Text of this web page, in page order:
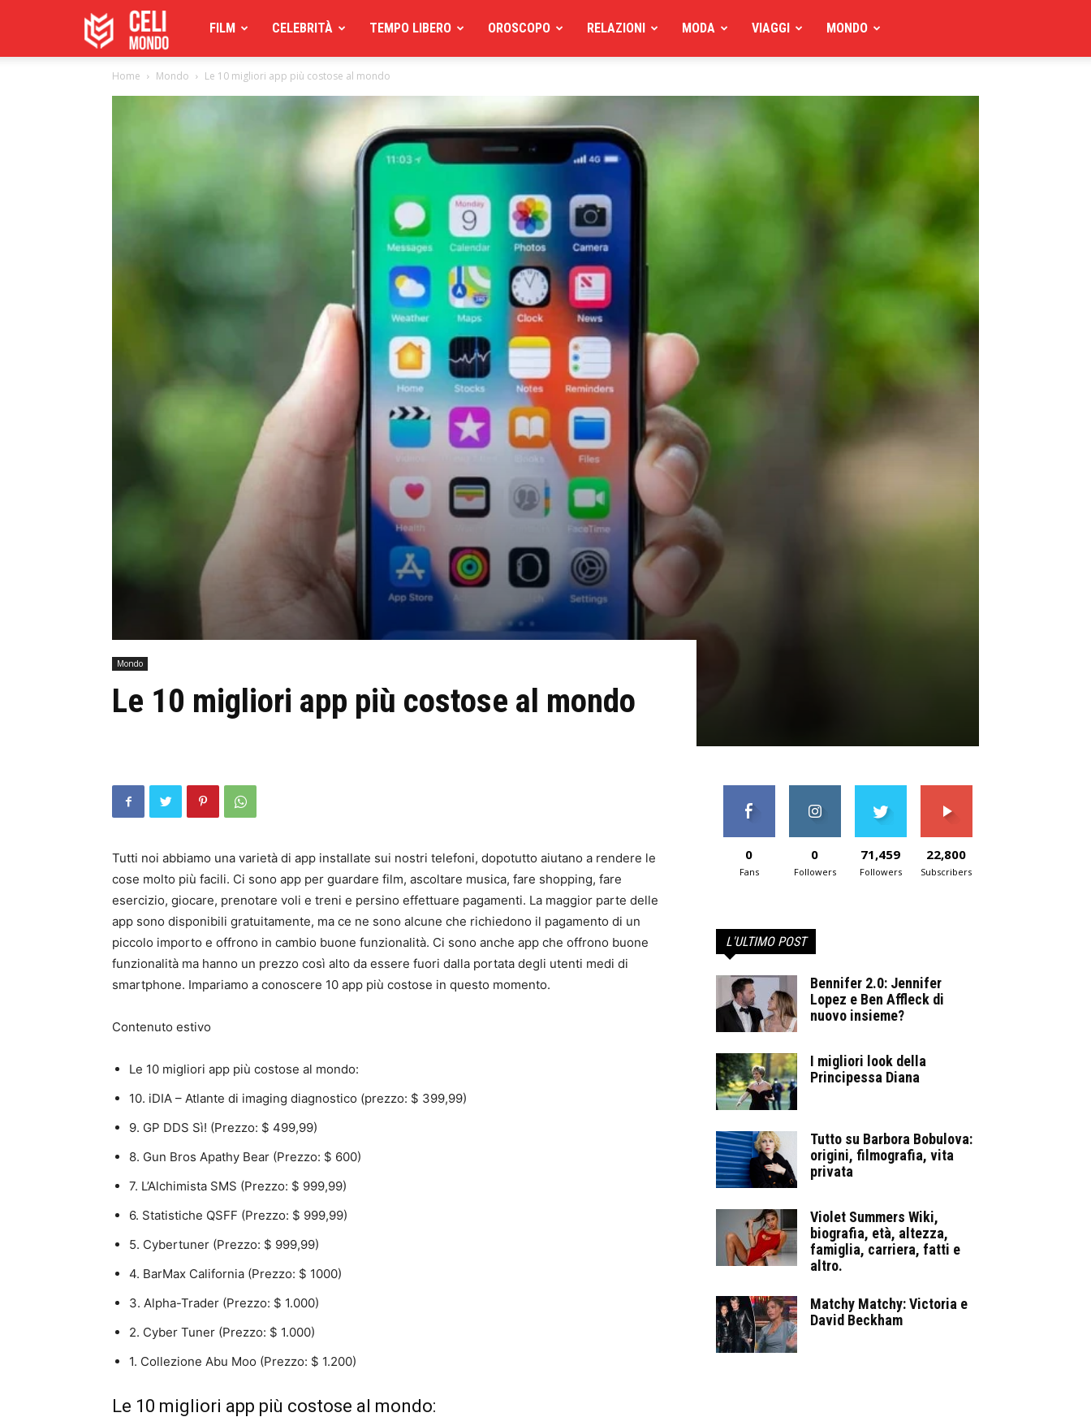
Celimoondo
FILM CELEBRITÀ TEMPO LIBERO OROSCOPO RELAZIONI MODA VIAGGI MONDO
Home Mondo Le 10 migliori app più costose al mondo
Mondo
Le 10 migliori app più costose al mondo
Tutti noi abbiamo una varietà di app installate sui nostri telefoni, dopotutto aiutano a rendere le
cose molto più facili. Ci sono app per guardare film, ascoltare musica, fare shopping, fare
esercizio, giocare, prenotare voli e treni e persino effettuare pagamenti. La maggior parte delle
app sono disponibili gratuitamente, ma ce ne sono alcune che richiedono il pagamento di un
piccolo importo e offrono in cambio buone funzionalità. Ci sono anche app che offrono buone
funzionalità ma hanno un prezzo così alto da essere fuori dalla portata degli utenti medi di
smartphone. Impariamo a conoscere 10 app più costose in questo momento.
Contenuto estivo
Le 10 migliori app più costose al mondo:
10. iDIA – Atlante di imaging diagnostico (prezzo: $ 399,99)
9. GP DDS Sì! (Prezzo: $ 499,99)
8. Gun Bros Apathy Bear (Prezzo: $ 600)
7. L’Alchimista SMS (Prezzo: $ 999,99)
6. Statistiche QSFF (Prezzo: $ 999,99)
5. Cybertuner (Prezzo: $ 999,99)
4. BarMax California (Prezzo: $ 1000)
3. Alpha-Trader (Prezzo: $ 1.000)
2. Cyber ​​Tuner (Prezzo: $ 1.000)
1. Collezione Abu Moo (Prezzo: $ 1.200)
Le 10 migliori app più costose al mondo:
0
Fans
0
Followers
71,459
Followers
22,800
Subscribers
L'ULTIMO POST
Bennifer 2.0: Jennifer
Lopez e Ben Affleck di
nuovo insieme?
I migliori look della
Principessa Diana
Tutto su Barbora Bobulova:
origini, filmografia, vita
privata
Violet Summers Wiki,
biografia, età, altezza,
famiglia, carriera, fatti e
altro.
Matchy Matchy: Victoria e
David Beckham